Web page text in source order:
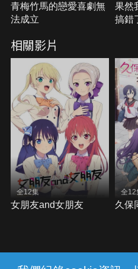
青梅竹馬的戀愛喜劇無
法成立
果然
搞錯
相關影片
全12集
女朋友and女朋友
全12
久保